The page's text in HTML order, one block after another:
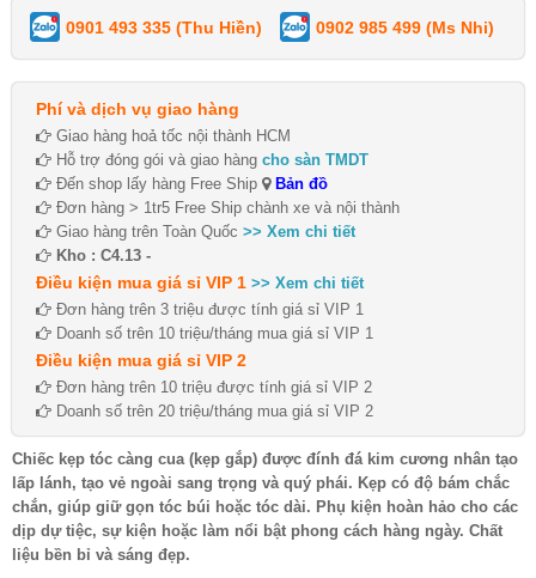
0901 493 335 (Thu Hiền) 0902 985 499 (Ms Nhi)
Phí và dịch vụ giao hàng
Giao hàng hoả tốc nội thành HCM
Hỗ trợ đóng gói và giao hàng cho sàn TMDT
Đến shop lấy hàng Free Ship
Bản đồ
Đơn hàng > 1tr5 Free Ship chành xe và nội thành
Giao hàng trên Toàn Quốc >> Xem chi tiết
Kho : C4.13 -
Điều kiện mua giá sỉ VIP 1 >> Xem chi tiết
Đơn hàng trên 3 triệu được tính giá sỉ VIP 1
Doanh số trên 10 triệu/tháng mua giá sỉ VIP 1
Điều kiện mua giá sỉ VIP 2
Đơn hàng trên 10 triệu được tính giá sỉ VIP 2
Doanh số trên 20 triệu/tháng mua giá sỉ VIP 2
Chiếc kẹp tóc càng cua (kẹp gắp) được đính đá kim cương nhân tạo
lấp lánh, tạo vẻ ngoài sang trọng và quý phái. Kẹp có độ bám chắc
chắn, giúp giữ gọn tóc búi hoặc tóc dài. Phụ kiện hoàn hảo cho các
dịp dự tiệc, sự kiện hoặc làm nổi bật phong cách hàng ngày. Chất
liệu bền bỉ và sáng đẹp.